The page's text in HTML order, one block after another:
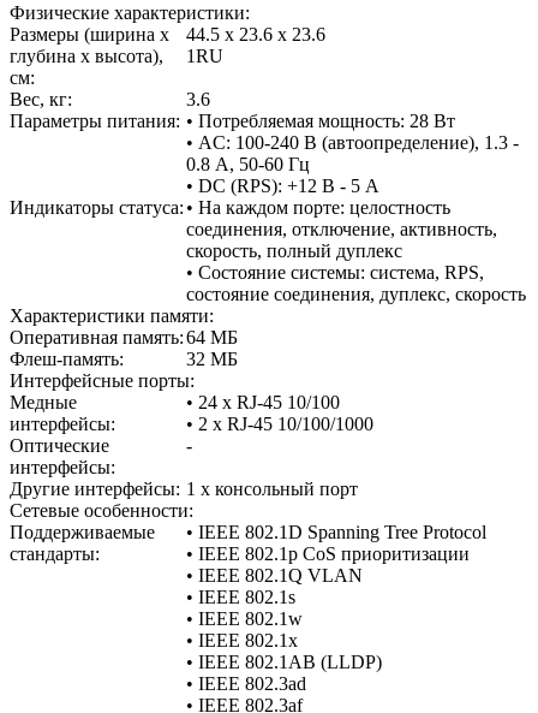
Физические характеристики:
Размеры (ширина x
глубина x высота),
см:
44.5 x 23.6 x 23.6
1RU
Вес, кг:
3.6
Параметры питания: • Потребляемая мощность: 28 Вт
• AC: 100-240 В (автоопределение), 1.3 -
0.8 А, 50-60 Гц
• DC (RPS): +12 В - 5 А
Индикаторы статуса: • На каждом порте: целостность
соединения, отключение, активность,
скорость, полный дуплекс
• Состояние системы: система, RPS,
состояние соединения, дуплекс, скорость
Характеристики памяти:
Оперативная память:64 МБ
Флеш-память:
32 МБ
Интерфейсные порты:
Медные
интерфейсы:
• 24 x RJ-45 10/100
• 2 x RJ-45 10/100/1000
Оптические
интерфейсы:
-
Другие интерфейсы: 1 x консольный порт
Сетевые особенности:
Поддерживаемые
стандарты:
• IEEE 802.1D Spanning Tree Protocol
• IEEE 802.1p CoS приоритизации
• IEEE 802.1Q VLAN
• IEEE 802.1s
• IEEE 802.1w
• IEEE 802.1x
• IEEE 802.1AB (LLDP)
• IEEE 802.3ad
• IEEE 802.3af